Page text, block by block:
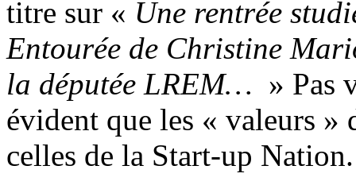
titre sur « Une rentrée
Entourée de Christine
la députée LREM… » Pas
évident que les « valeurs »
celles de la Start-up Nation.